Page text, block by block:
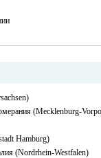
(Mecklenburg-
Hamburg)
(Nordrhein-Westfalen)